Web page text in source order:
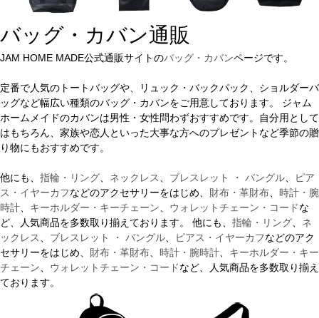
バッグ・カバン通販
JAM HOME MADE公式通販サイトのバッグ・カバンページです。
定番で人気のトートバッグや、リュック・バックパック、ショルダーバ
ッグなど幅広い種類のバッグ・カバンをご用意しております。 ジャム
ホームメイドのカバンは男性・女性問わずおすすめです。自分用として
はもちろん、家族や恋人といった大事な方へのプレゼントなど季節の贈
り物にもおすすめです。
他にも、 指輪・リング ネックレス ブレスレット ・ バングル
ピア
ス・イヤーカフなどのアクセサリーをはじめ、 財布・革財布
時計・腕
時計
キーホルダー・キーチェーン ウォレットチェーン・コードな
ど、人気商品を多数取り揃えております。 他にも、 指輪・リング
ネ
ックレス
ブレスレット ・ バングル ピアス・イヤーカフなどのアク
セサリーをはじめ、 財布・革財布 時計・腕時計
キーホルダー・キー
チェーン
ウォレットチェーン・コードなど、人気商品を多数取り揃え
ております。